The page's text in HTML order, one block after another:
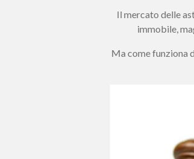
Il mercato delle
immobile,
Ma come funziona